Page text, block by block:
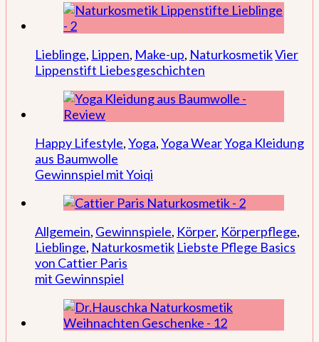
Lieblinge, Lippen, Make-up, NaturkosmetikVier
Lippenstift Liebesgeschichten
Happy Lifestyle,Yoga,Yoga WearYoga Kleidung
aus Baumwolle
Gewinnspiel mit Yoiqi
Allgemein, Gewinnspiele, Körper, Körperpflege,
Lieblinge, Naturkosmetik Liebste Pflege Basics
von Cattier Paris
mit Gewinnspiel